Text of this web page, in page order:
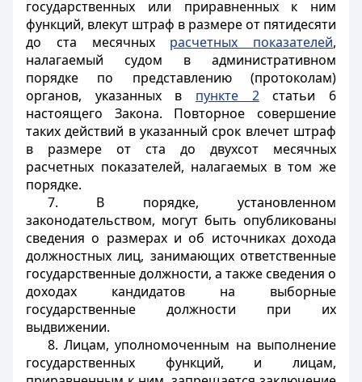
государственных или приравненных к ним
функций, влекут штраф в размере от пятидесяти
до ста месячных расчетных показателей,
налагаемый судом в административном
порядке по представлению (протоколам)
органов, указанных в пункте 2статьи 6
настоящего Закона. Повторное совершение
таких действий в указанный срок влечет штраф
в размере от ста до двухсот месячных
расчетных показателей, налагаемых в том же
порядке.
7. В порядке, установленном
законодательством, могут быть опубликованы
сведения о размерах и об источниках дохода
должностных лиц, занимающих ответственные
государственные должности, а также сведения о
доходах кандидатов на выборные
государственные должности при их
выдвижении.
8. Лицам, уполномоченным на выполнение
государственных функций, и лицам,